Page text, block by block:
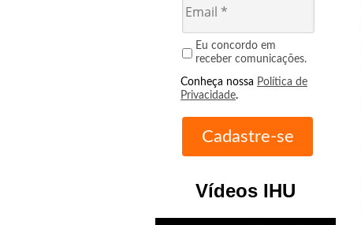
Eu concordo em
receber comunicações.
Conheça nossa Política de
Privacidade.
Vídeos IHU